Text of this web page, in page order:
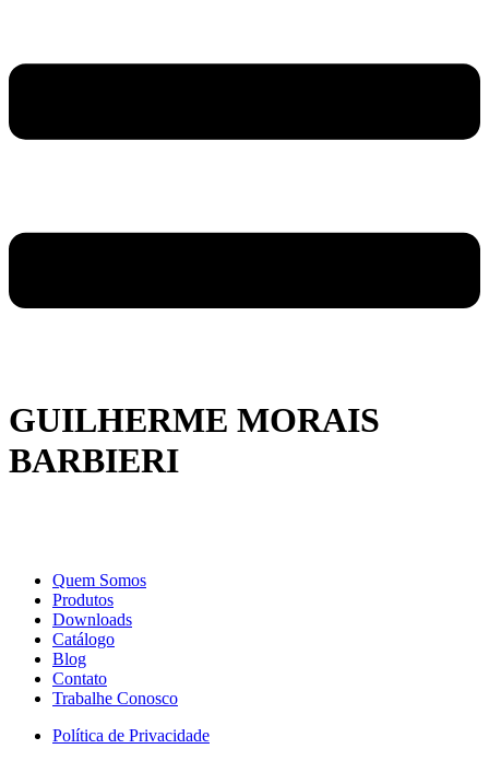
GUILHERME MORAIS
BARBIERI
Quem Somos
Produtos
Downloads
Catálogo
Blog
Contato
Trabalhe Conosco
Política de Privacidade